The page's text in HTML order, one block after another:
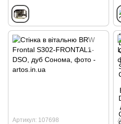
Артикул: 107698